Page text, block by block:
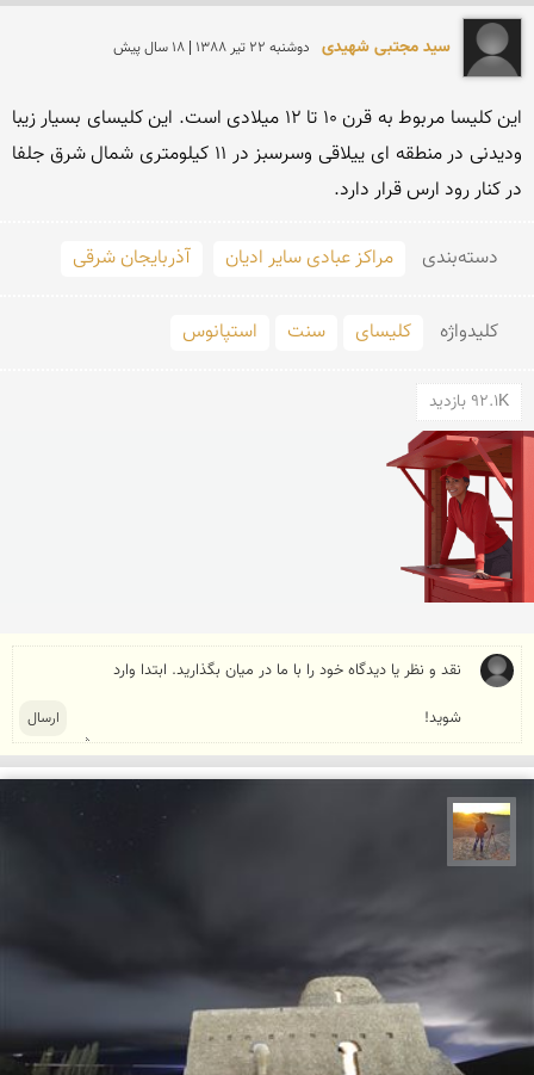
سید مجتبی شهیدی دوشنبه 22 تير 1388 | 18 سال پیش
در كنار رود ارس قرار دارد.
دسته‌بندی مراکز عبادی سایر ادیان آذربایجان شرقی
کلید‌واژه کلیسای سنت استپانوس
92.1K بازدید